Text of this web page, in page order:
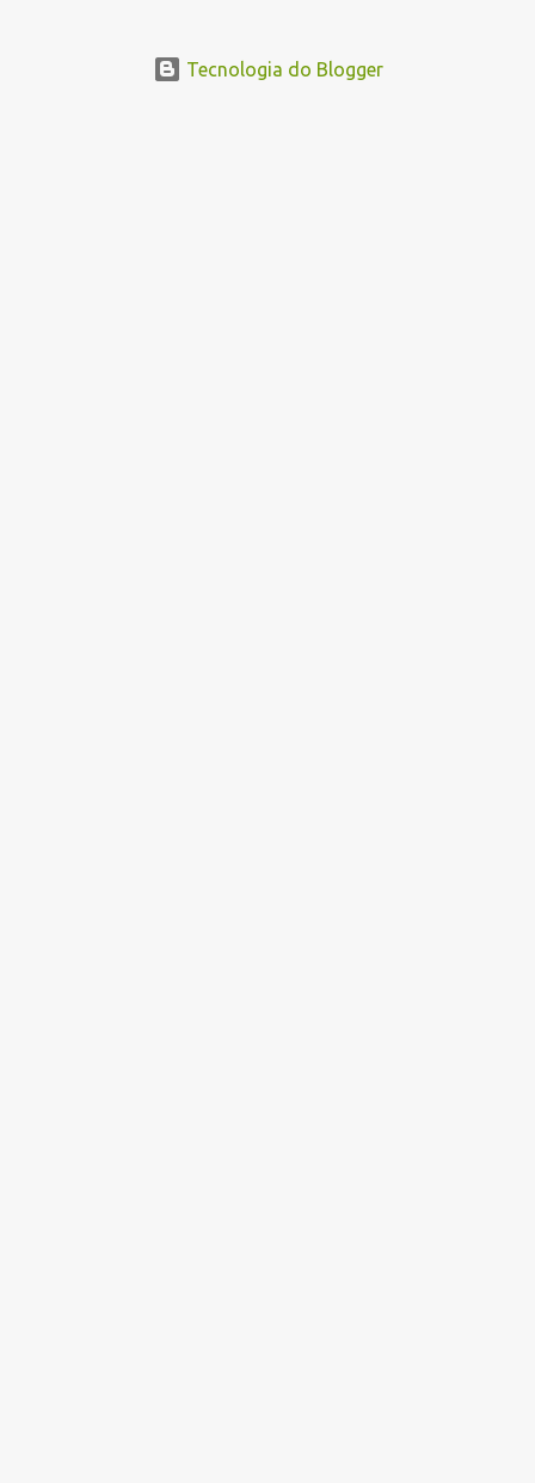
Tecnologia do Blogger